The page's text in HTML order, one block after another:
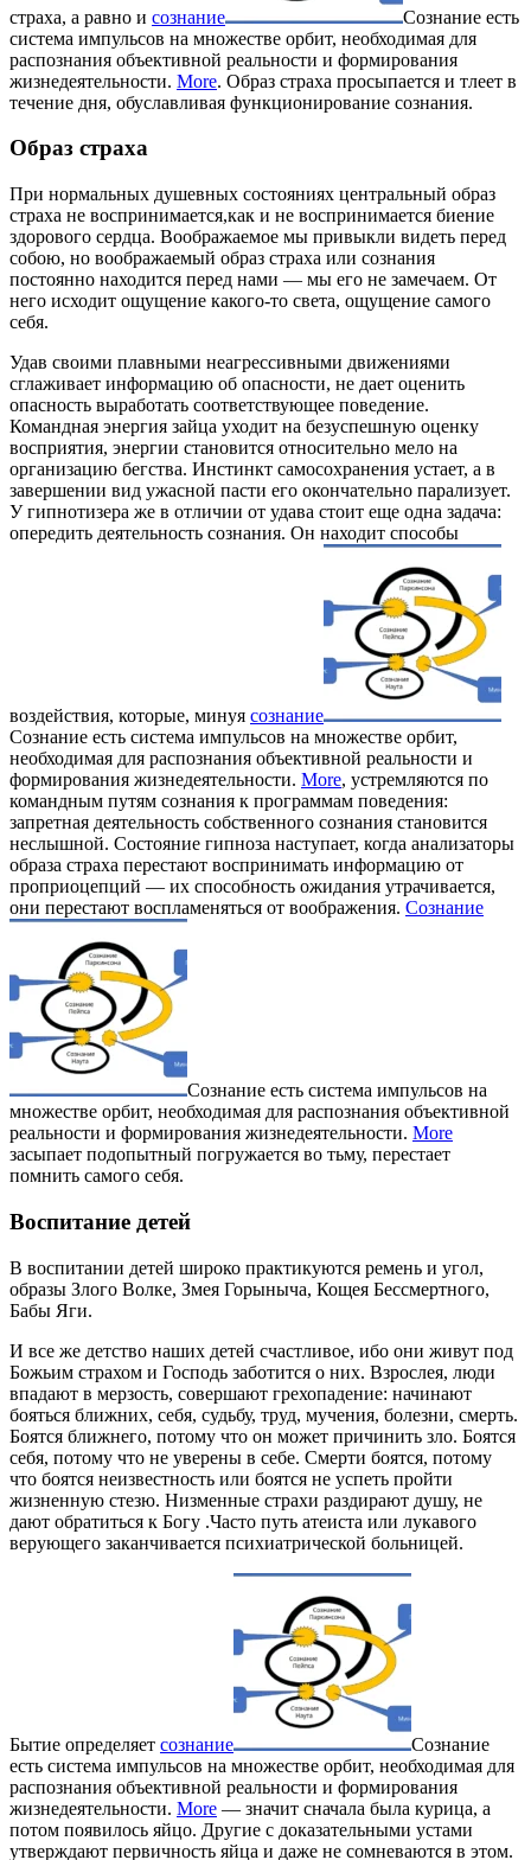
страха, а равно и сознание
Сознание есть
система импульсов на множестве орбит, необходимая для
распознания объективной реальности и формирования
жизнедеятельности. More. Образ страха просыпается и тлеет в
течение дня, обуславливая функционирование сознания.
Образ страха
При нормальных душевных состояниях центральный образ
страха не воспринимается,как и не воспринимается биение
здорового сердца. Воображаемое мы привыкли видеть перед
собою, но воображаемый образ страха или сознания
постоянно находится перед нами — мы его не замечаем. От
него исходит ощущение какого-то света, ощущение самого
себя.
Удав своими плавными неагрессивными движениями
сглаживает информацию об опасности, не дает оценить
опасность выработать соответствующее поведение.
Командная энергия зайца уходит на безуспешную оценку
восприятия, энергии становится относительно мело на
организацию бегства. Инстинкт самосохранения устает, а в
завершении вид ужасной пасти его окончательно парализует.
У гипнотизера же в отличии от удава стоит еще одна задача:
опередить деятельность сознания. Он находит способы
воздействия, которые, минуя сознание
Сознание есть система импульсов на множестве орбит,
необходимая для распознания объективной реальности и
формирования жизнедеятельности. More, устремляются по
командным путям сознания к программам поведения:
запретная деятельность собственного сознания становится
неслышной. Состояние гипноза наступает, когда анализаторы
образа страха перестают воспринимать информацию от
проприоцепций — их способность ожидания утрачивается,
они перестают воспламеняться от воображения. Сознание
Сознание есть система импульсов на
множестве орбит, необходимая для распознания объективной
реальности и формирования жизнедеятельности. More
засыпает подопытный погружается во тьму, перестает
помнить самого себя.
Воспитание детей
В воспитании детей широко практикуются ремень и угол,
образы Злого Волке, Змея Горыныча, Кощея Бессмертного,
Бабы Яги.
И все же детство наших детей счастливое, ибо они живут под
Божьим страхом и Господь заботится о них. Взрослея, люди
впадают в мерзость, совершают грехопадение: начинают
бояться ближних, себя, судьбу, труд, мучения, болезни, смерть.
Боятся ближнего, потому что он может причинить зло. Боятся
себя, потому что не уверены в себе. Смерти боятся, потому
что боятся неизвестность или боятся не успеть пройти
жизненную стезю. Низменные страхи раздирают душу, не
дают обратиться к Богу .Часто путь атеиста или лукавого
верующего заканчивается психиатрической больницей.
Бытие определяет сознание
Сознание
есть система импульсов на множестве орбит, необходимая для
распознания объективной реальности и формирования
жизнедеятельности. More — значит сначала была курица, а
потом появилось яйцо. Другие с доказательными устами
утверждают первичность яйца и даже не сомневаются в этом.